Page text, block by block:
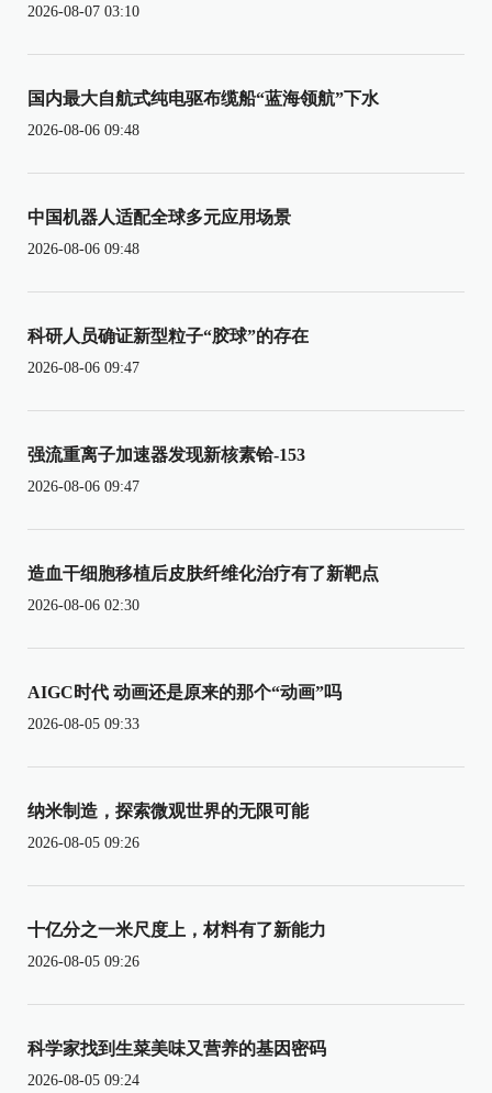
2026-08-07 03:10
国内最大自航式纯电驱布缆船“蓝海领航”下水
2026-08-06 09:48
中国机器人适配全球多元应用场景
2026-08-06 09:48
科研人员确证新型粒子“胶球”的存在
2026-08-06 09:47
强流重离子加速器发现新核素铪-153
2026-08-06 09:47
造血干细胞移植后皮肤纤维化治疗有了新靶点
2026-08-06 02:30
AIGC时代 动画还是原来的那个“动画”吗
2026-08-05 09:33
纳米制造，探索微观世界的无限可能
2026-08-05 09:26
十亿分之一米尺度上，材料有了新能力
2026-08-05 09:26
科学家找到生菜美味又营养的基因密码
2026-08-05 09:24